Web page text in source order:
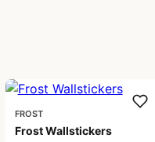
FROST
Frost Wallstickers